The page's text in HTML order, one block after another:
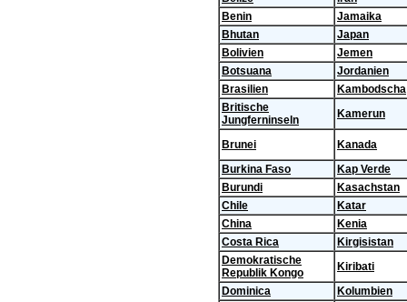
Benin
Jamaika
Bhutan
Japan
Bolivien
Jemen
Botsuana
Jordanien
Brasilien
Kambodscha
Britische
Jungferninseln
Kamerun
Brunei
Kanada
Burkina Faso
Kap Verde
Burundi
Kasachstan
Chile
Katar
China
Kenia
Costa Rica
Kirgisistan
Demokratische
Republik Kongo
Kiribati
Dominica
Kolumbien